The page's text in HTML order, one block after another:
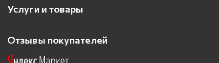
Услуги и товары
Отзывы покупателей